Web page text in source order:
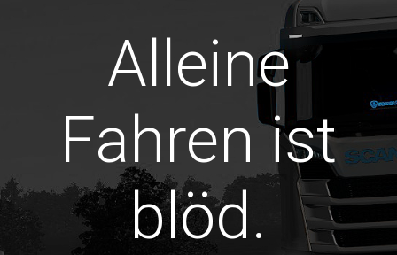
Alleine
Fahren ist
blöd.